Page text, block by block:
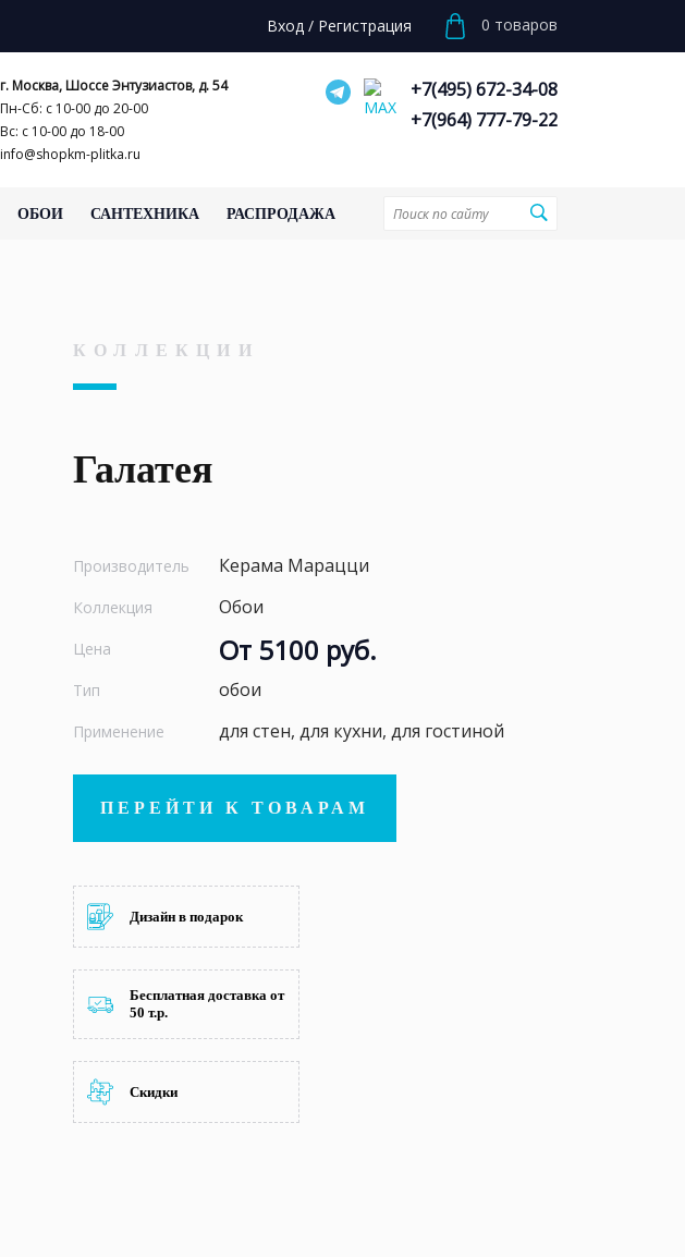
Вход / Регистрация 0 товаров
г. Москва, Шоссе Энтузиастов, д. 54
Пн-Сб: с 10-00 до 20-00
Вс: с 10-00 до 18-00
info@shopkm-plitka.ru
+7(495) 672-34-08
+7(964) 777-79-22
ОБОИ САНТЕХНИКА РАСПРОДАЖА
КОЛЛЕКЦИИ
Галатея
Производитель Керама Марацци
Коллекция Обои
Цена От 5100 руб.
Тип обои
Применение для стен, для кухни, для гостиной
ПЕРЕЙТИ К ТОВАРАМ
Дизайн в подарок
Бесплатная доставка от
50 т.р.
Скидки